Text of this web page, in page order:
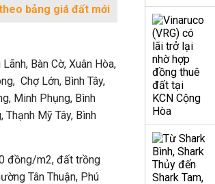
bảng giá đất mới
Bàn Cờ, Xuân Hòa,
Chợ Lớn, Bình Tây,
Minh Phụng, Bình
Thạnh Mỹ Tây, Bình
đồng/m2, đất trồng
Tân Thuận, Phú